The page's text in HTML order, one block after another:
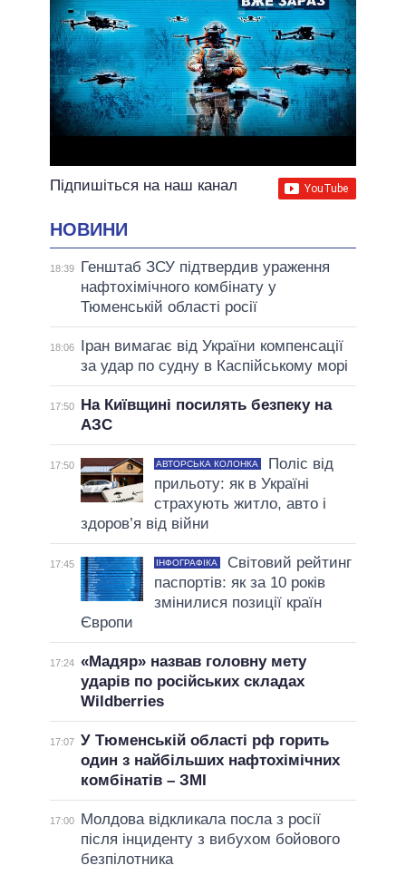
Підпишіться на наш канал
НОВИНИ
18:39
Генштаб ЗСУ підтвердив ураження
нафтохімічного комбінату у
Тюменській області росії
18:06
Іран вимагає від України компенсації
за удар по судну в Каспійському морі
17:50
На Київщині посилять безпеку на
АЗС
17:50 АВТОРСЬКА КОЛОНКА
Поліс від
прильоту: як в Україні
страхують житло, авто і
здоров’я від війни
17:45 ІНФОГРАФІКА
Світовий рейтинг
паспортів: як за 10 років
змінилися позиції країн
Європи
17:24 «Мадяр» назвав головну мету
ударів по російських складах
Wildberries
17:07 У Тюменській області рф горить
один з найбільших нафтохімічних
комбінатів – ЗМІ
17:00
Молдова відкликала посла з росії
після інциденту з вибухом бойового
безпілотника